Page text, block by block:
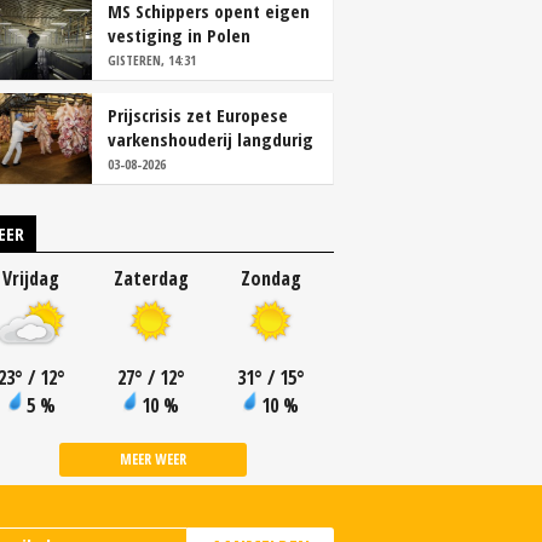
MS Schippers opent eigen
vestiging in Polen
GISTEREN, 14:31
Prijscrisis zet Europese
varkenshouderij langdurig
onder druk
03-08-2026
Vrijdag
° / 12°
5 %
Zaterdag
27° / 12°
10 %
Zondag
31° / 15°
10 %
MEER WEER